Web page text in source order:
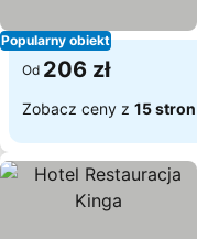
Popularny obiekt
Od 206 zł
Zobacz ceny z 15 stron